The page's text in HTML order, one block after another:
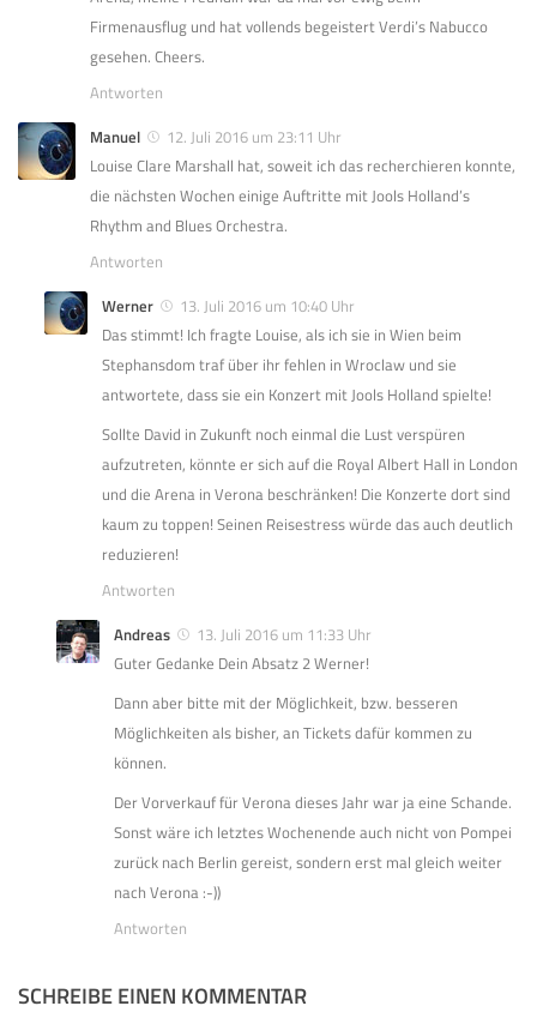
Firmenausflug und hat vollends begeistert Verdi’s Nabucco
gesehen. Cheers.
Antworten
Manuel
12. Juli 2016 um 23:11 Uhr
Louise Clare Marshall hat, soweit ich das recherchieren konnte,
die nächsten Wochen einige Auftritte mit Jools Holland’s
Rhythm and Blues Orchestra.
Antworten
Werner
13. Juli 2016 um 10:40 Uhr
Das stimmt! Ich fragte Louise, als ich sie in Wien beim
Stephansdom traf über ihr fehlen in Wroclaw und sie
antwortete, dass sie ein Konzert mit Jools Holland spielte!
Sollte David in Zukunft noch einmal die Lust verspüren
aufzutreten, könnte er sich auf die Royal Albert Hall in London
und die Arena in Verona beschränken! Die Konzerte dort sind
kaum zu toppen! Seinen Reisestress würde das auch deutlich
reduzieren!
Antworten
Andreas
13. Juli 2016 um 11:33 Uhr
Guter Gedanke Dein Absatz 2 Werner!
Dann aber bitte mit der Möglichkeit, bzw. besseren
Möglichkeiten als bisher, an Tickets dafür kommen zu
können.
Der Vorverkauf für Verona dieses Jahr war ja eine Schande.
Sonst wäre ich letztes Wochenende auch nicht von Pompei
zurück nach Berlin gereist, sondern erst mal gleich weiter
nach Verona :-))
Antworten
SCHREIBE EINEN KOMMENTAR